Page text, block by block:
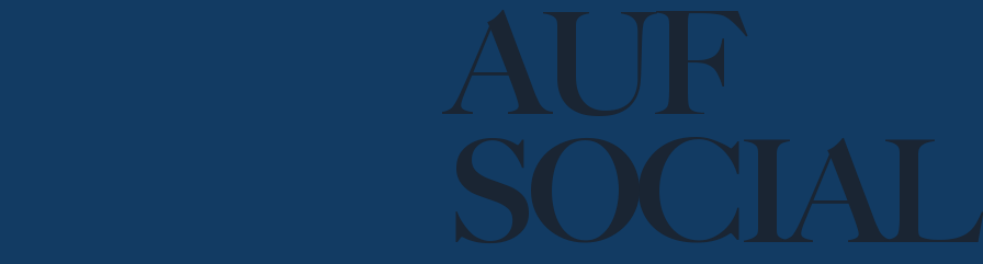
AUF
SOCIAL